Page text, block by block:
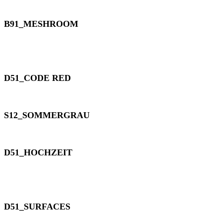
B91_MESHROOM
D51_CODE RED
S12_SOMMERGRAU
D51_HOCHZEIT
D51_SURFACES